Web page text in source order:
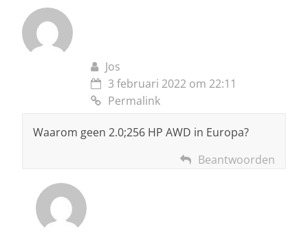
Jos
3 februari 2022 om 22:11
Permalink
Waarom geen 2.0;256 HP AWD in Europa?
Beantwoorden